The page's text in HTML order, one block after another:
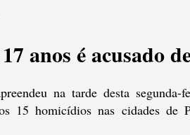
anos é acusado
na tarde desta segunda-
15 homicídios nas cidades